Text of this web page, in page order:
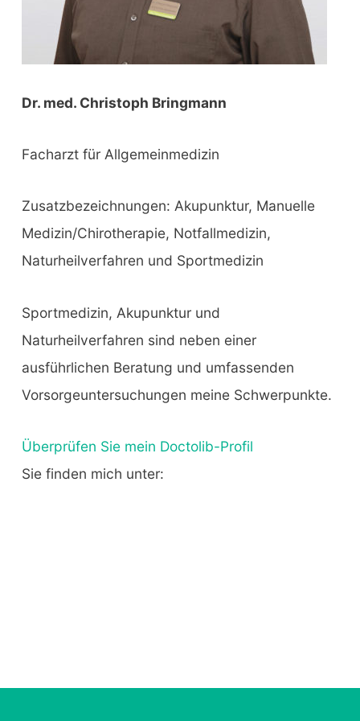
Dr. med. Christoph Bringmann
Facharzt für Allgemeinmedizin
Zusatzbezeichnungen: Akupunktur, Manuelle
Medizin/Chirotherapie, Notfallmedizin,
Naturheilverfahren und Sportmedizin
Sportmedizin, Akupunktur und
Naturheilverfahren sind neben einer
ausführlichen Beratung und umfassenden
Vorsorgeuntersuchungen meine Schwerpunkte.
Überprüfen Sie mein Doctolib-Profil
Sie finden mich unter: